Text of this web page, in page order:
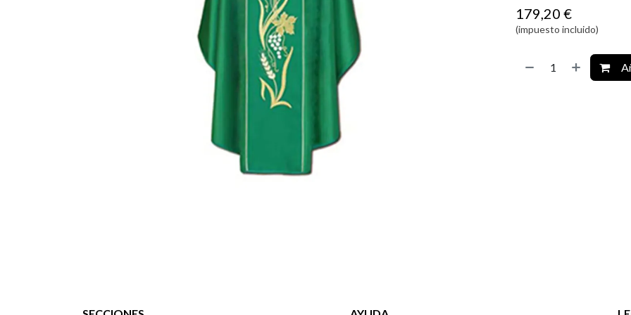
179,20 €
(impuesto incluido)